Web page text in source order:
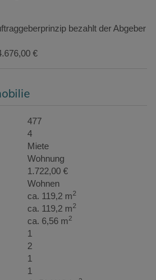
bezahlt der Abgeber
€
477
4
Miete
Wohnung
1.722,00 €
Wohnen
ca. 119,2 m2
ca. 119,2 m2
ca. 6,56 m2
1
2
1
1